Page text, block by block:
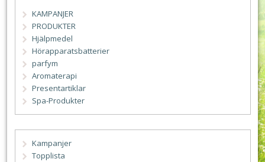
KAMPANJER
PRODUKTER
Hjälpmedel
Hörapparatsbatterier
parfym
Aromaterapi
Presentartiklar
Spa-Produkter
Kampanjer
Topplista